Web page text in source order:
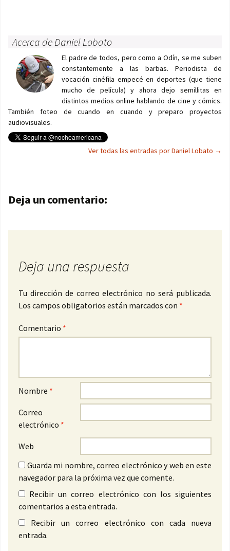
Acerca de Daniel Lobato
El padre de todos, pero como a Odín, se me suben
constantemente a las barbas. Periodista de
vocación cinéfila empecé en deportes (que tiene
mucho de película) y ahora dejo semillitas en
distintos medios online hablando de cine y cómics.
También foteo de cuando en cuando y preparo proyectos
audiovisuales.
Ver todas las entradas por Daniel Lobato →
Navegación de entradas
Deja un comentario:
Deja una respuesta
Tu dirección de correo electrónico no será publicada.
Los campos obligatorios están marcados con *
Comentario *
Nombre *
Correo
electrónico *
Web
Guarda mi nombre, correo electrónico y web en este
navegador para la próxima vez que comente.
Recibir un correo electrónico con los siguientes
comentarios a esta entrada.
Recibir un correo electrónico con cada nueva
entrada.